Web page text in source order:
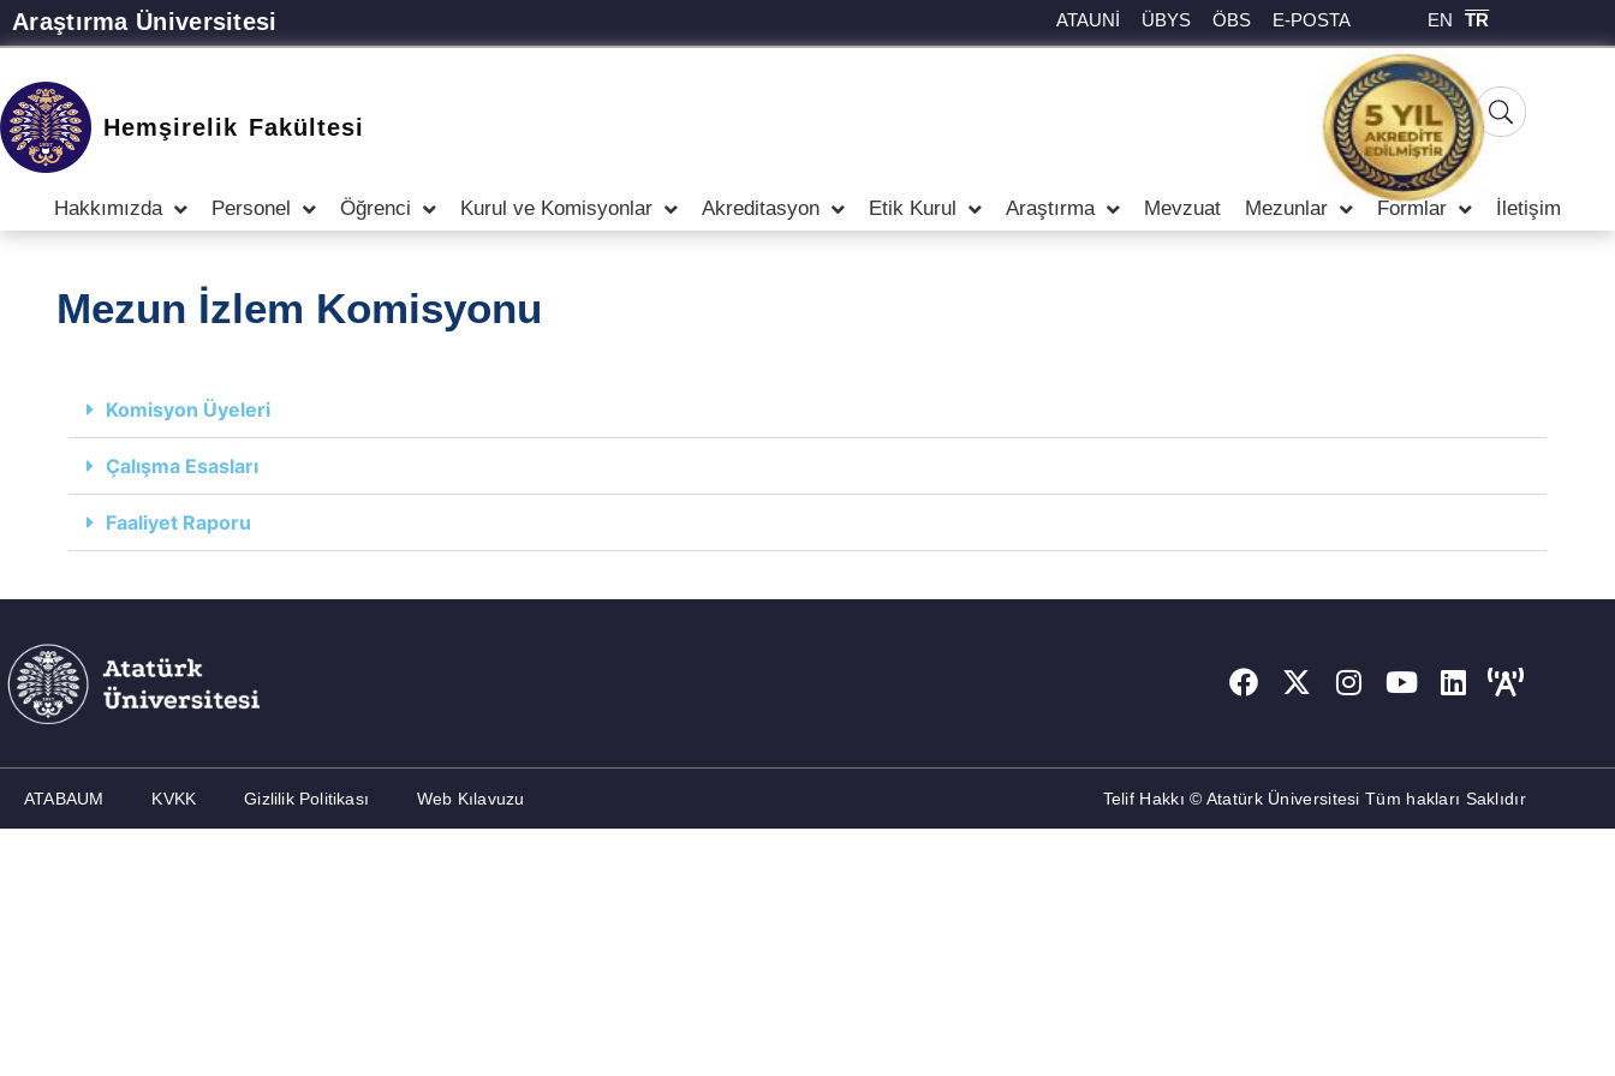
Araştırma Üniversitesi ATAUNİ ÜBYS ÖBS E-POSTA EN TR
Hemşirelik Fakültesi
Hakkımızda Personel Öğrenci Kurul ve Komisyonlar Akreditasyon Etik Kurul Araştırma Mevzuat Mezunlar Formlar İletişim
Mezun İzlem Komisyonu
Komisyon Üyeleri
Çalışma Esasları
Faaliyet Raporu
ATABAUM KVKK Gizlilik Politikası Web Kılavuzu Telif Hakkı © Atatürk Üniversitesi Tüm hakları Saklıdır